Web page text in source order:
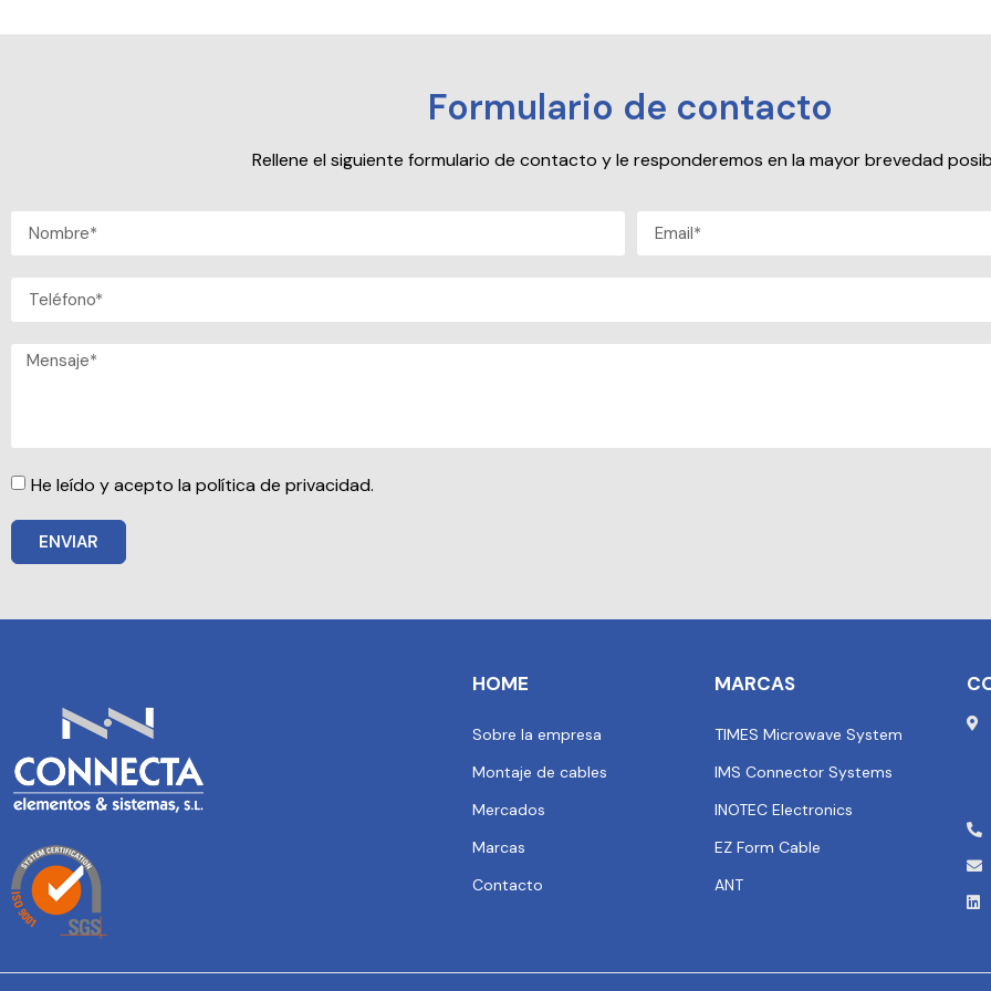
Formulario de contacto
Rellene el siguiente formulario de contacto y le responderemos en la mayor brevedad
He leído y acepto la política de privacidad.
ENVIAR
HOME
Sobre la empresa
Montaje de cables
Mercados
Marcas
Contacto
MARCAS
TIMES Microwave System
IMS Connector Systems
INOTEC Electronics
EZ Form Cable
ANT